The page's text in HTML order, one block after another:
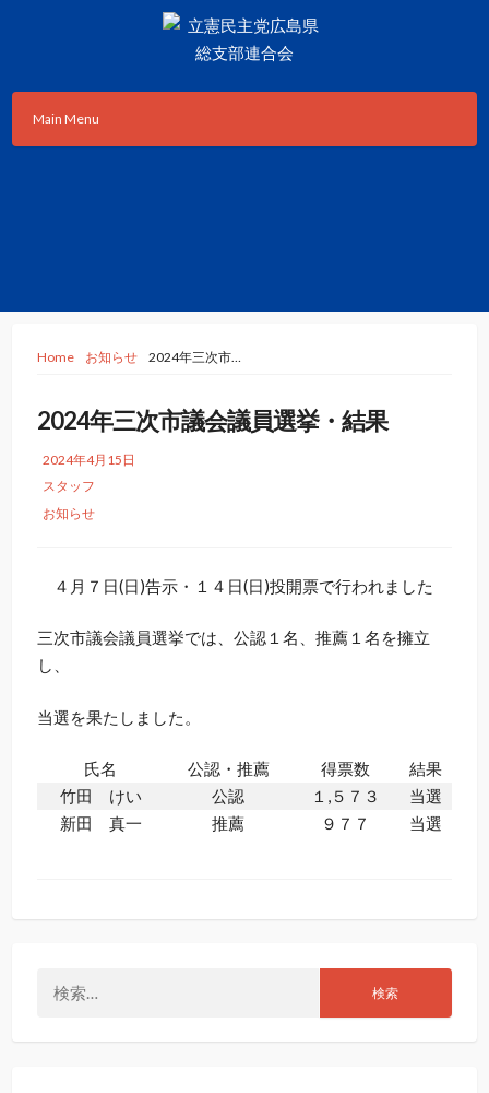
立憲民主党広島県総支部連合会
Main Menu
Home お知らせ 2024年三次市…
2024年三次市議会議員選挙・結果
2024年4月15日
スタッフ
お知らせ
４月７日(日)告示・１４日(日)投開票で行われました
三次市議会議員選挙では、公認１名、推薦１名を擁立
し、
当選を果たしました。
氏名 公認・推薦 得票数
結果
竹田 けい
公認 １,５７３
当選
新田 真一
推薦 ９７７ 当選